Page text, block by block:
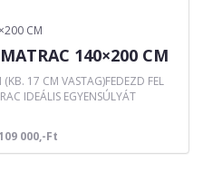
140×200 CM
17 CM VASTAG)FEDEZD FEL
IDEÁLIS EGYENSÚLYÁT
000,-Ft